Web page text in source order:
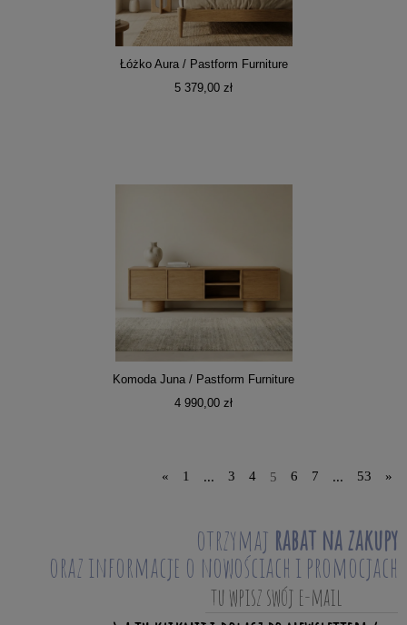
Łóżko Aura / Pastform Furniture
5 379,00 zł
Komoda Juna / Pastform Furniture
4 990,00 zł
« 1 ... 3 4 5 6 7 ... 53 »
otrzymaj rabat na zakupy
oraz informacje o nowościach i promocjach